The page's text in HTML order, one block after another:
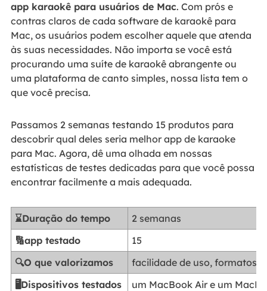
app karaokê para usuários de Mac. Com prós e
contras claros de cada software de karaokê para
Mac, os usuários podem escolher aquele que atenda
às suas necessidades. Não importa se você está
procurando uma suíte de karaokê abrangente ou
uma plataforma de canto simples, nossa lista tem o
que você precisa.
Passamos 2 semanas testando 15 produtos para
descobrir qual deles seria melhor app de karaoke
para Mac. Agora, dê uma olhada em nossas
estatísticas de testes dedicadas para que você possa
encontrar facilmente a mais adequada.
⌛Duração do tempo
2 semanas
🔢app testado
15
🔍O que valorizamos
facilidade de uso, formatos
🖥️Dispositivos testados
um MacBook Air e um